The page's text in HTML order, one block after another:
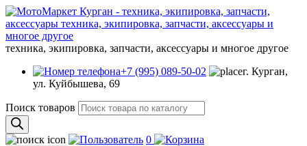
техника, экипировка, запчасти, аксессуары и многое другое
+7 (995) 089-50-02
г. Курган,
ул. Куйбышева, 69
Поиск товаров
0